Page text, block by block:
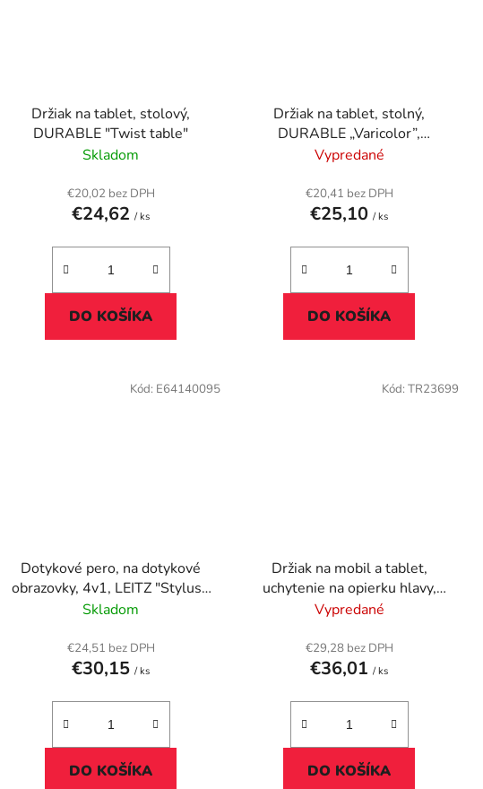
Držiak na tablet, stolový,
DURABLE "Twist table"
Skladom
€20,02 bez DPH
€24,62/ ks
DO KOŠÍKA
Držiak na tablet, stolný,
DURABLE „Varicolor”,
tmavosivá
Vypredané
€20,41 bez DPH
€25,10/ ks
DO KOŠÍKA
Dotykové pero, na dotykové
obrazovky, 4v1, LEITZ "Stylus",
čierne
Skladom
€24,51 bez DPH
€30,15/ ks
DO KOŠÍKA
Kód: E64140095
Držiak na mobil a tablet,
uchytenie na opierku hlavy,
TRUST "Rheno", čierna
Vypredané
€29,28 bez DPH
€36,01/ ks
DO KOŠÍKA
Kód: TR23699